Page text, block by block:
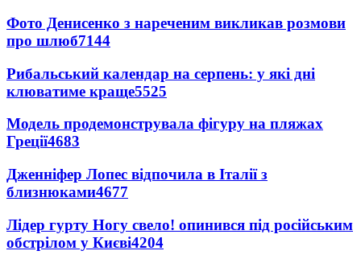
Фото Денисенко з нареченим викликав розмови
про шлюб7144
Рибальський календар на серпень: у які дні
клюватиме краще5525
Модель продемонструвала фігуру на пляжах
Греції4683
Дженніфер Лопес відпочила в Італії з
близнюками4677
Лідер гурту Ногу свело! опинився під російським
обстрілом у Києві4204